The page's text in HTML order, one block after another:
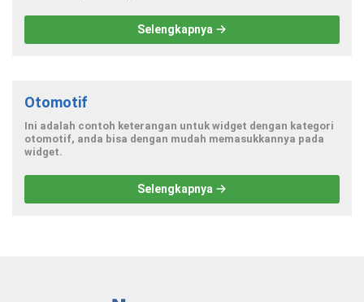
Selengkapnya
Otomotif
Ini adalah contoh keterangan untuk widget dengan kategori
otomotif, anda bisa dengan mudah memasukkannya pada
widget.
Selengkapnya